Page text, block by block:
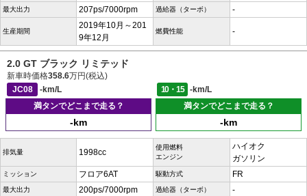
最大出力 207ps/7000rpm 過給器（ターボ） -
生産期間
2019年10月～201
9年12月
燃費性能 -
2.0 GT ブラック リミテッド
新車時価格358.6万円(税込)
JC08
-km/L 10・15
-km/L
満タンでどこまで走る？
-km
満タンでどこまで走る？
-km
排気量 1998cc
使用燃料
エンジン
ハイオク
ガソリン
ミッション フロア6AT 駆動方式 FR
最大出力 200ps/7000rpm 過給器（ターボ） -